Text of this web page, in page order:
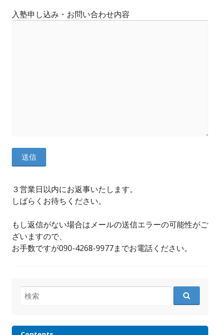
入塾申し込み・お問い合わせ内容
３営業日以内にお返事いたします。
しばらくお待ちください。
もし返信がない場合はメールの送信エラーの可能性がご
ざいますので、
お手数ですが090-4268-9977までお電話ください。
検
索: